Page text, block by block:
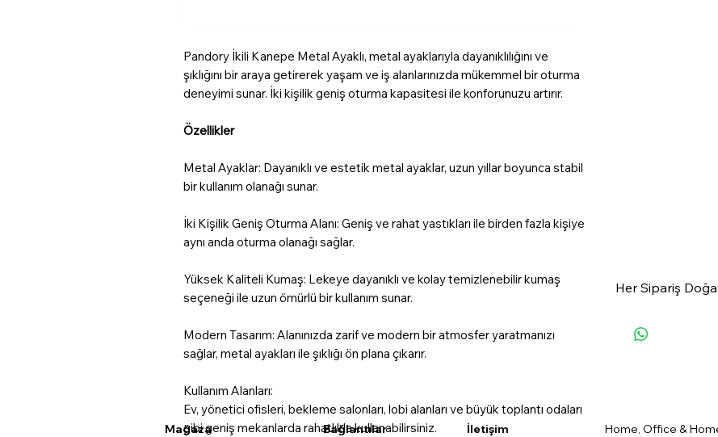
Pandory İkili Kanepe Metal Ayaklı, metal ayaklarıyla dayanıklılığını ve
şıklığını bir araya getirerek yaşam ve iş alanlarınızda mükemmel bir oturma
deneyimi sunar. İki kişilik geniş oturma kapasitesi ile konforunuzu artırır.
Özellikler
Metal Ayaklar: Dayanıklı ve estetik metal ayaklar, uzun yıllar boyunca stabil
bir kullanım olanağı sunar.
İki Kişilik Geniş Oturma Alanı: Geniş ve rahat yastıkları ile birden fazla kişiye
aynı anda oturma olanağı sağlar.
Yüksek Kaliteli Kumaş: Lekeye dayanıklı ve kolay temizlenebilir kumaş
seçeneği ile uzun ömürlü bir kullanım sunar.
Modern Tasarım: Alanınızda zarif ve modern bir atmosfer yaratmanızı
sağlar, metal ayakları ile şıklığı ön plana çıkarır.
Kullanım Alanları:
Ev, yönetici ofisleri, bekleme salonları, lobi alanları ve büyük toplantı odaları
gibi geniş mekanlarda rahatlıkla kullanabilirsiniz.
Her Sipariş
ormanlarımıza
Mağaza Bağlantılar İletişim Home, Office &